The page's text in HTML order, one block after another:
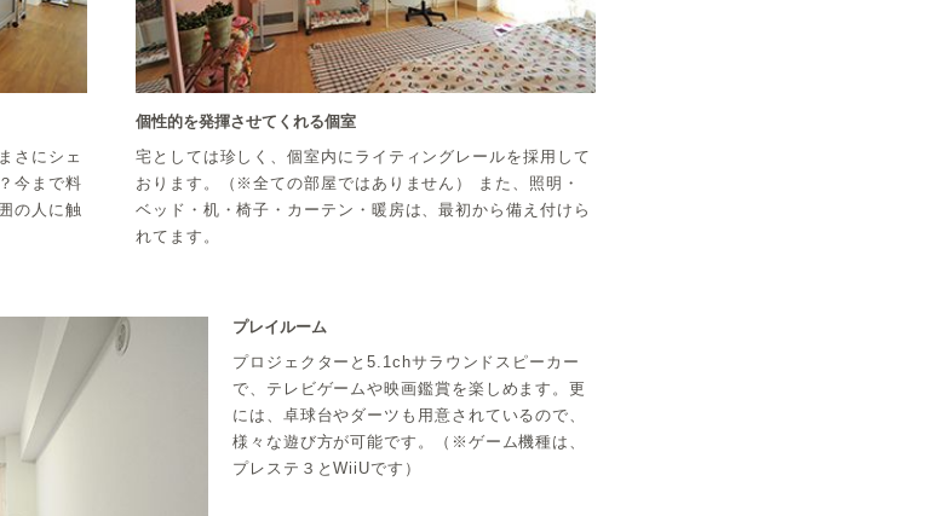
さにシェ
今まで料
の人に触
個性的を発揮させてくれる個室
宅としては珍しく、個室内にライティングレールを採用して
おります。（※全ての部屋ではありません） また、照明・
ベッド・机・椅子・カーテン・暖房は、最初から備え付けら
れてます。
プレイルーム
プロジェクターと5.1chサラウンドスピーカー
で、テレビゲームや映画鑑賞を楽しめます。更
には、卓球台やダーツも用意されているので、
様々な遊び方が可能です。（※ゲーム機種は、
プレステ３とWiiUです）